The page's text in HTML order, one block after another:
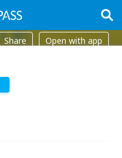
Share Open with app